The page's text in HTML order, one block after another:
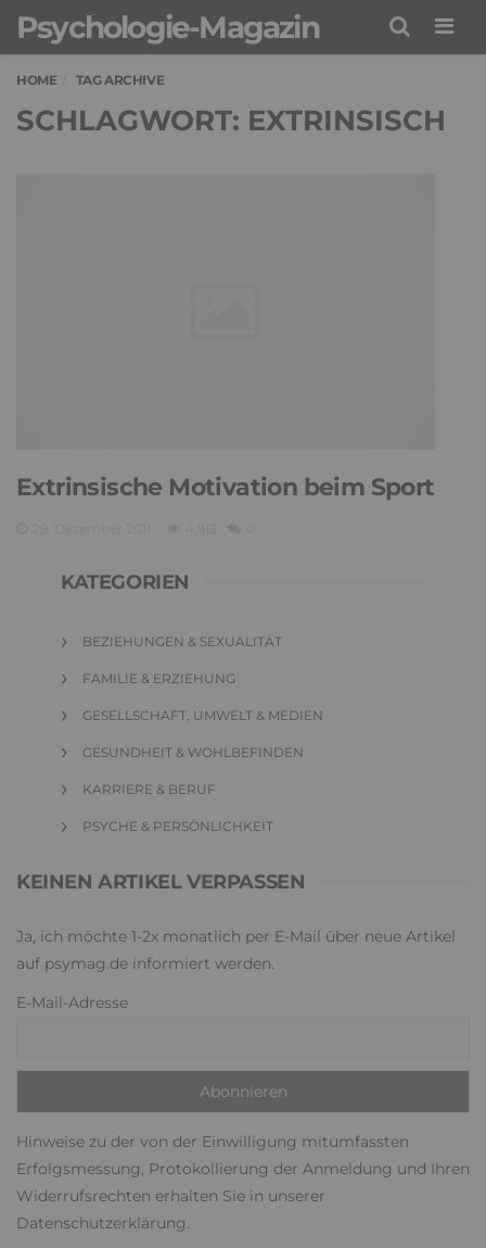
Psychologie-Magazin
HOME TAG ARCHIVE
SCHLAGWORT: EXTRINSISCH
Extrinsische Motivation beim Sport
KATEGORIEN
BEZIEHUNGEN & SEXUALITÄT
FAMILIE & ERZIEHUNG
GESELLSCHAFT, UMWELT & MEDIEN
GESUNDHEIT & WOHLBEFINDEN
KARRIERE & BERUF
PSYCHE & PERSÖNLICHKEIT
KEINEN ARTIKEL VERPASSEN
Ja, ich möchte 1-2x monatlich per E-Mail über neue Artikel
auf psymag.de informiert werden.
E-Mail-Adresse
Hinweise zu der von der Einwilligung mitumfassten
Erfolgsmessung, Protokollierung der Anmeldung und Ihren
Widerrufsrechten erhalten Sie in unserer
Datenschutzerklärung.